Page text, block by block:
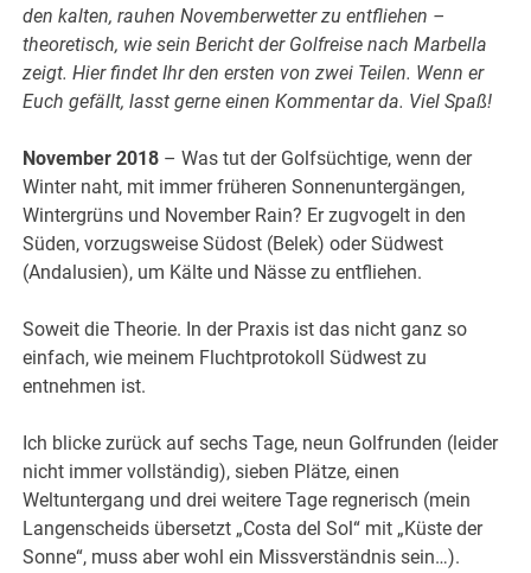
den kalten, rauhen Novemberwetter zu entfliehen –
theoretisch, wie sein Bericht der Golfreise nach Marbella
zeigt. Hier findet Ihr den ersten von zwei Teilen. Wenn er
Euch gefällt, lasst gerne einen Kommentar da. Viel Spaß!
November 2018 – Was tut der Golfsüchtige, wenn der
Winter naht, mit immer früheren Sonnenuntergängen,
Wintergrüns und November Rain? Er zugvogelt in den
Süden, vorzugsweise Südost (Belek) oder Südwest
(Andalusien), um Kälte und Nässe zu entfliehen.
Soweit die Theorie. In der Praxis ist das nicht ganz so
einfach, wie meinem Fluchtprotokoll Südwest zu
entnehmen ist.
Ich blicke zurück auf sechs Tage, neun Golfrunden (leider
nicht immer vollständig), sieben Plätze, einen
Weltuntergang und drei weitere Tage regnerisch (mein
Langenscheids übersetzt „Costa del Sol“ mit „Küste der
Sonne“, muss aber wohl ein Missverständnis sein…).